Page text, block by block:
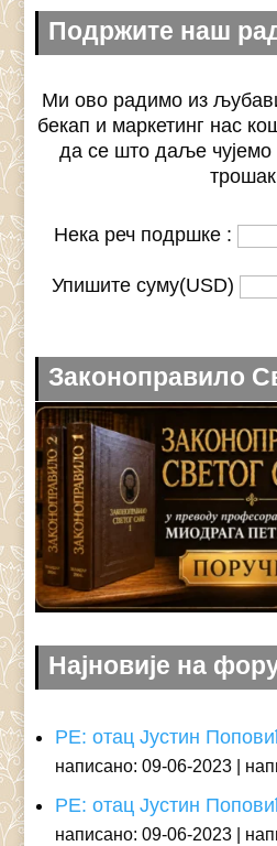
Подржите наш
Ми ово радимо из
бекап и маркетинг нас
да се што даље чујемо
Нека реч подршке :
Упишите суму(USD)
Законоправило
Најновије на
РЕ: отац Јустин
написано: 09-06-2023
РЕ: отац Јустин
написано: 09-06-2023